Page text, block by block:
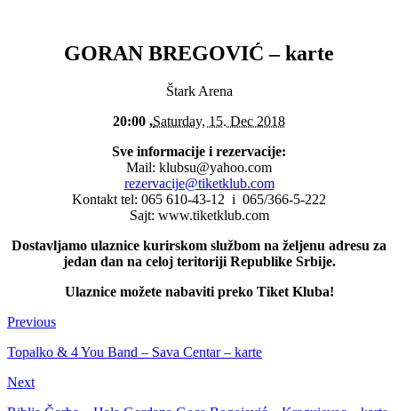
GORAN BREGOVIĆ – karte
Štark Arena
20:00 ,Saturday, 15. Dec 2018
Sve informacije i rezervacije:
Mail: klubsu@yahoo.com
rezervacije@tiketklub.com
Kontakt tel: 065 610-43-12 i 065/366-5-222
Sajt: www.tiketklub.com
Dostavljamo ulaznice kurirskom službom na željenu adresu za
jedan dan na celoj teritoriji Republike Srbije.
Ulaznice možete nabaviti preko Tiket Kluba!
Previous
Topalko & 4 You Band – Sava Centar – karte
Next